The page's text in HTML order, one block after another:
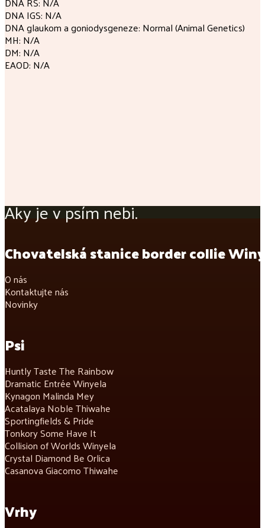
DNA IGS: N/A
DNA glaukom a goniodysgeneze: Normal (Animal Genetics)
MH: N/A
DM: N/A
EAOD: N/A
Aky je v psím nebi.
Chovatelská stanice border collie
O nás
Kontaktujte nás
Novinky
Psi
Huntly Taste The Rainbow
Dramatic Entrée Winyela
Kynagon Malinda Mey
Acatalaya Noble Thiwahe
Sportingfields & Pride
Tonkory Some Have It
Collision of Worlds Winyela
Crystal Diamond Be Orlica
Casanova Giacomo Thiwahe
Vrhy